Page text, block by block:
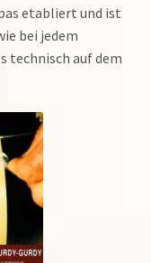
etabliert und ist
bei jedem
technisch auf dem